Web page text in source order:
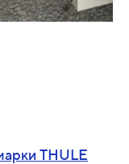
THULE